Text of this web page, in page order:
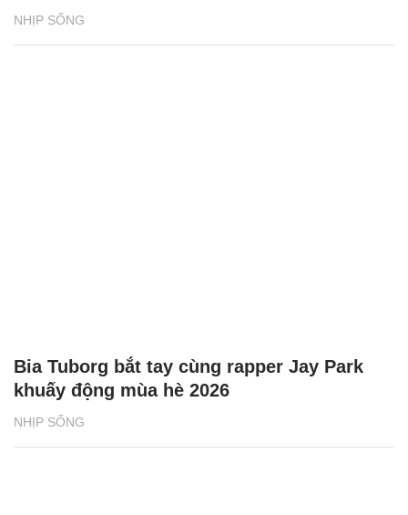
NHỊP SỐNG
NHỊP SỐNG
Bia Tuborg bắt tay cùng rapper Jay Park
khuấy động mùa hè 2026